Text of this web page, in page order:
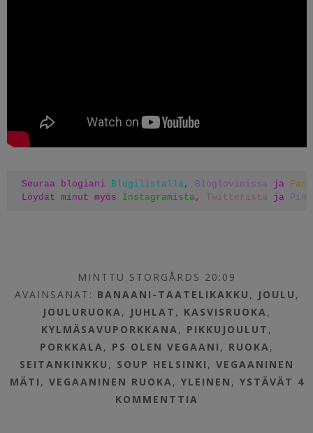
Seuraa blogiani Blogilistalla, Bloglovinissa ja
Löydät minut myös Instagramista, Twitteristä ja
MINTTU STORGÅRDS 20:09
AVAINSANAT: BANAANI-TAATELIKAKKU , JOULU ,
JOULURUOKA, JUHLAT , KASVISRUOKA,
KYLMÄSAVUPORKKANA, PIKKUJOULUT ,
PORKKALA, PS OLEN VEGAANI , RUOKA,
SEITANKINKKU , SOUP HELSINKI ,VEGAANINEN
MÄTI , VEGAANINEN RUOKA, YLEINEN , YSTÄVÄT 4
KOMMENTTIA